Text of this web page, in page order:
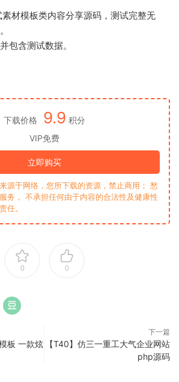
材模板类内容分享源码，测试完整无
包含测试数据。
下载价格 9.9 积分
VIP免费
立即购买
源于网络，您所下载的资源，禁止商用； 愁
务， 不承担任何由于内容的合法性及健康性
任。
0 0
板 一款炫
下一篇
【T40】仿三一重工大气企业网站
php源码